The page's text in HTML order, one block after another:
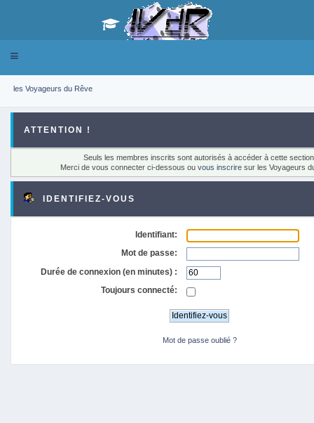
Toggle
les Voyageurs du Rêve
ATTENTION !
Seuls les membres inscrits sont autorisés à accéder à cette
Merci de vous connecter ci-dessous ouvous inscrire sur les Voyageurs
IDENTIFIEZ-VOUS
Identifiant:
Mot de passe:
Durée de connexion (en minutes) :
Toujours connecté:
Mot de passe oublié ?